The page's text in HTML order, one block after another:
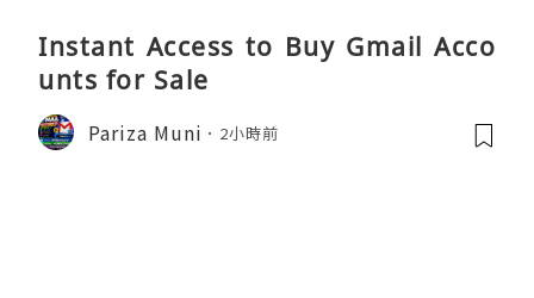
Instant Access to Buy Gmail Acco
unts for Sale
Pariza Muni 2小時前